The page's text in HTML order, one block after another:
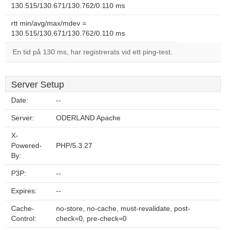
130.515/130.671/130.762/0.110 ms
rtt min/avg/max/mdev =
130.515/130.671/130.762/0.110 ms
En tid på 130 ms, har registrerats vid ett ping-test.
Server Setup
Date: --
Server: ODERLAND Apache
X-
Powered-
By:
PHP/5.3.27
P3P: --
Expires: --
Cache-
Control:
no-store, no-cache, must-revalidate, post-
check=0, pre-check=0